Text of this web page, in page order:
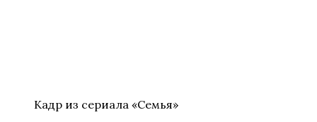
Кадр из сериала «Семья»